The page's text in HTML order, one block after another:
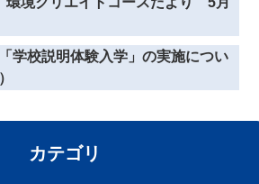
学校説明体験入学」の実施につい
カテゴリ